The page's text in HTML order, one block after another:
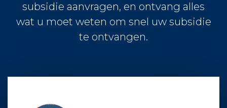
subsidie aanvragen, en ontvang alles
wat u moet weten om snel uw subsidie
te ontvangen.